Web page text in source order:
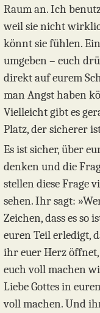
Raum an. Ich
weil sie nicht
könnt sie fühlen.
umgeben – euch
direkt auf eurem
man Angst haben
Vielleicht gibt es
Platz, der sicherer
Es ist sicher, über
denken und die
stellen diese Frage
sehen. Ihr sagt:
Zeichen, dass es
euren Teil erledigt,
ihr euer Herz
euch voll machen
Liebe Gottes in
voll machen. Und